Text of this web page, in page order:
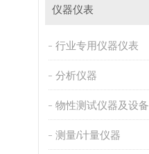
仪器仪表
行业专用仪器仪表
分析仪器
物性测试仪器及设备
测量/计量仪器